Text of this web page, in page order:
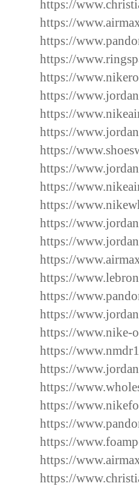
https://
https://
https://
https://
https://
https://
https://
https://
https://
https://
https://
https://
https://
https://
https://
https://
https://
https://
https://www.nike-
https://
https://
https://
https://
https://
https://
https://
https://